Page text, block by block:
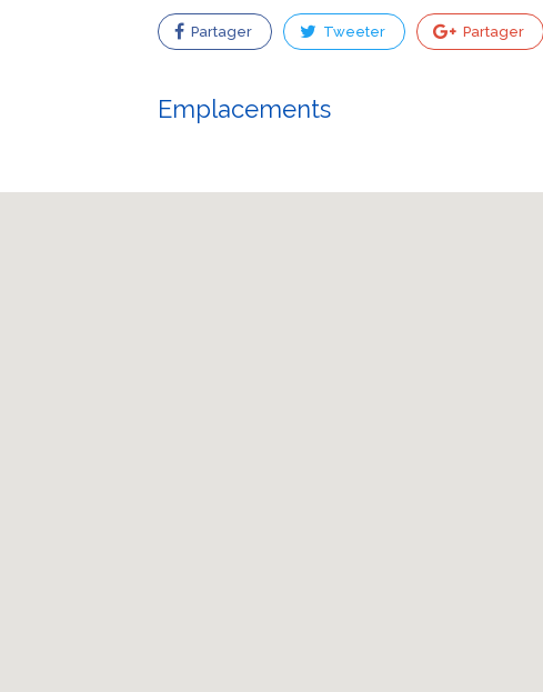
Partager Tweeter Partager
Emplacements